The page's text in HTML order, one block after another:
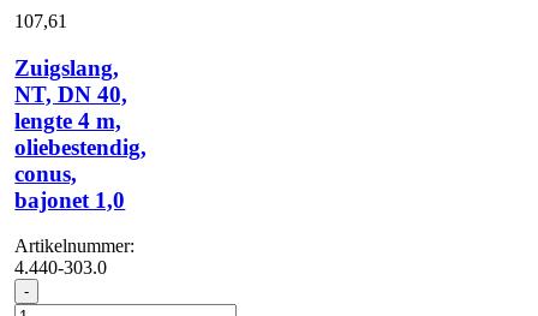
m,
kegel,
bajonet
1.0
aantal
107,61
Zuigslang,
NT, DN 40,
lengte 4 m,
oliebestendig,
conus,
bajonet 1,0
Artikelnummer:
4.440-303.0
- Zuigslang,
NT,